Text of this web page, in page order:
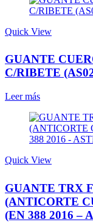
Quick View
GUANTE
C/RIBETE
Leer más
Quick View
GUANTE TRX
(ANTICORTE
(EN 388 2016 –